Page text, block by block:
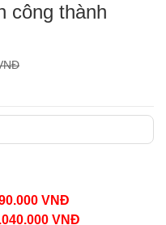
công thành
VNĐ
VNĐ